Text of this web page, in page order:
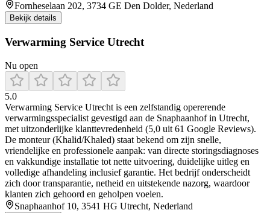
Fornheselaan 202, 3734 GE Den Dolder, Nederland
Bekijk details
Verwarming Service Utrecht
Nu open
5.0
Verwarming Service Utrecht is een zelfstandig opererende
verwarmingsspecialist gevestigd aan de Snaphaanhof in Utrecht,
met uitzonderlijke klanttevredenheid (5,0 uit 61 Google Reviews).
De monteur (Khalid/Khaled) staat bekend om zijn snelle,
vriendelijke en professionele aanpak: van directe storingsdiagnoses
en vakkundige installatie tot nette uitvoering, duidelijke uitleg en
volledige afhandeling inclusief garantie. Het bedrijf onderscheidt
zich door transparantie, netheid en uitstekende nazorg, waardoor
klanten zich gehoord en geholpen voelen.
Snaphaanhof 10, 3541 HG Utrecht, Nederland